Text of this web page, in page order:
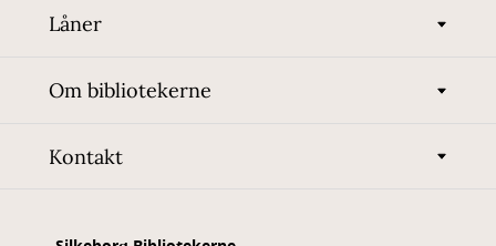
Låner
Om bibliotekerne
Kontakt